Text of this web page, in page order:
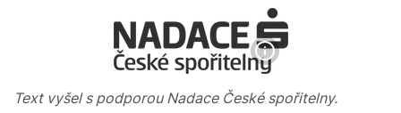
Text vyšel s podporou Nadace České spořitelny.